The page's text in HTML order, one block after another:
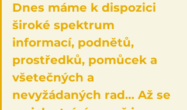
Dnes máme k dispozici
široké spektrum
informací, podnětů,
prostředků, pomůcek a
všetečných a
nevyžádaných rad… Až se